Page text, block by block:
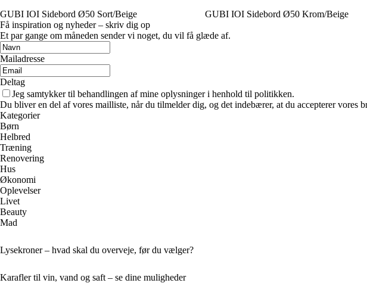
GUBI IOI Sidebord Ø50 Sort/Beige
GUBI IOI Sidebord Ø50 Krom/Beige
Få inspiration og nyheder – skriv dig op
Et par gange om måneden sender vi noget, du vil få glæde af.
Mailadresse
Deltag
Jeg samtykker til behandlingen af mine oplysninger i henhold til politikken.
Du bliver en del af vores mailliste, når du tilmelder dig, og det indebærer, at du accepterer
Kategorier
Børn
Helbred
Træning
Renovering
Hus
Økonomi
Oplevelser
Livet
Beauty
Mad
Lysekroner – hvad skal du overveje, før du vælger?
Karafler til vin, vand og saft – se dine muligheder